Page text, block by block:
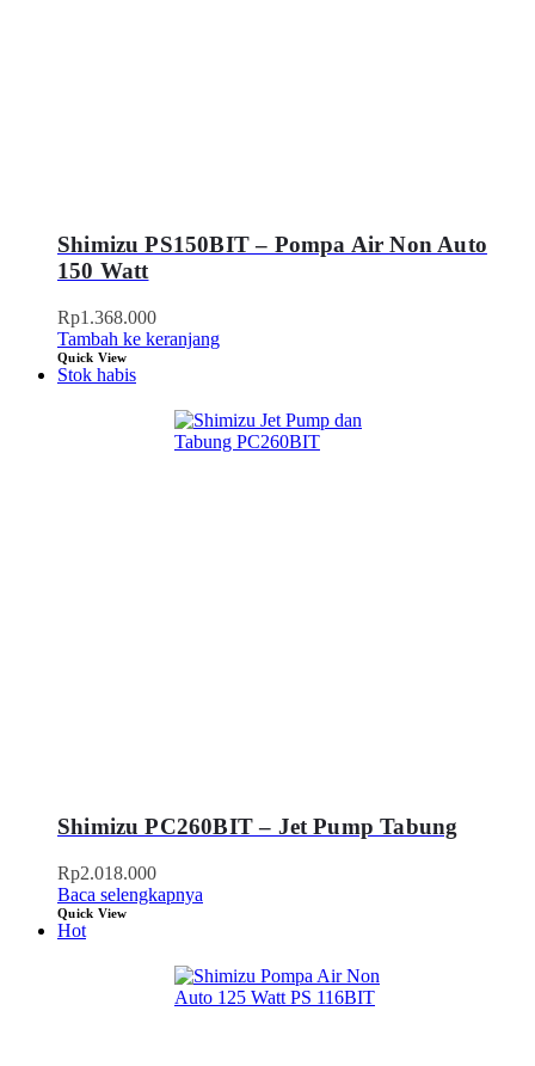
Shimizu PS150BIT – Pompa Air Non Auto
150 Watt
Rp1.368.000
Tambah ke keranjang
Quick View
Stok habis
Shimizu PC260BIT – Jet Pump Tabung
Rp2.018.000
Baca selengkapnya
Quick View
Hot